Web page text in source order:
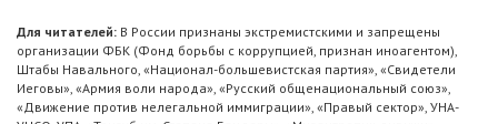
Для читателей: В России признаны экстремистскими и запрещены
организации ФБК (Фонд борьбы с коррупцией, признан иноагентом),
Штабы Навального, «Национал-большевистская партия», «Свидетели
Иеговы», «Армия воли народа», «Русский общенациональный союз»,
«Движение против нелегальной иммиграции», «Правый сектор», УНА-